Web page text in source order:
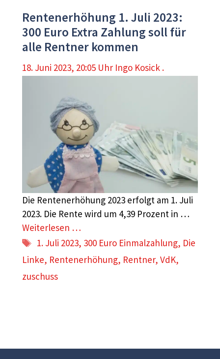
Rentenerhöhung 1. Juli 2023:
300 Euro Extra Zahlung soll für
alle Rentner kommen
18. Juni 2023, 20:05 Uhr Ingo Kosick .
Die Rentenerhöhung 2023 erfolgt am 1. Juli
2023. Die Rente wird um 4,39 Prozent in …
Weiterlesen …
Schlagwörter
1. Juli 2023, 300 Euro Einmalzahlung, Die
Linke, Rentenerhöhung, Rentner, VdK,
zuschuss